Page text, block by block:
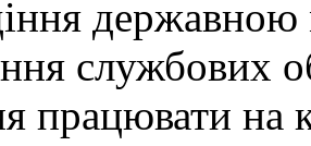
державною
службових
працювати на